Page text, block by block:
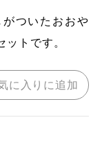
ついたおおや
トです。
に入りに追加